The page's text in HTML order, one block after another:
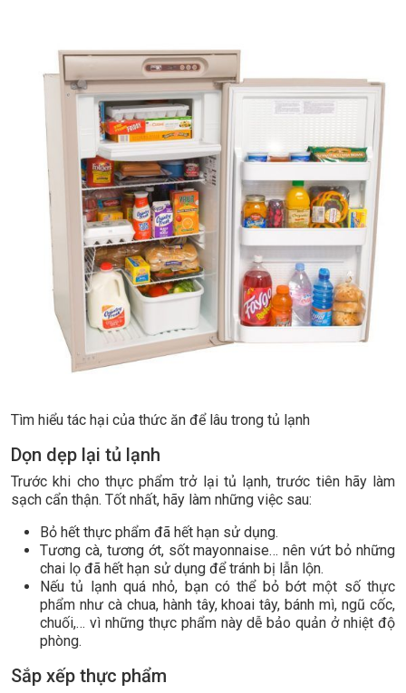
Tìm hiểu tác hại của thức ăn để lâu trong tủ lạnh
Dọn dẹp lại tủ lạnh
Trước khi cho thực phẩm trở lại tủ lạnh, trước tiên hãy làm
sạch cẩn thận. Tốt nhất, hãy làm những việc sau:
Bỏ hết thực phẩm đã hết hạn sử dụng.
Tương cà, tương ớt, sốt mayonnaise… nên vứt bỏ những
chai lọ đã hết hạn sử dụng để tránh bị lẫn lộn.
Nếu tủ lạnh quá nhỏ, bạn có thể bỏ bớt một số thực
phẩm như cà chua, hành tây, khoai tây, bánh mì, ngũ cốc,
chuối,… vì những thực phẩm này dễ bảo quản ở nhiệt độ
phòng.
Sắp xếp thực phẩm